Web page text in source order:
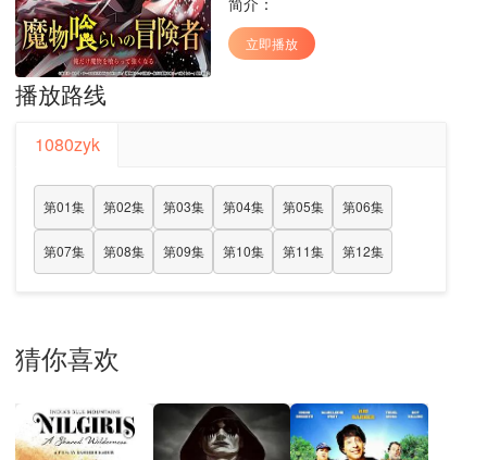
立即播放
播放路线
1080zyk
第01集 第02集 第03集 第04集 第05集 第06集
第07集 第08集 第09集 第10集 第11集 第12集
猜你喜欢